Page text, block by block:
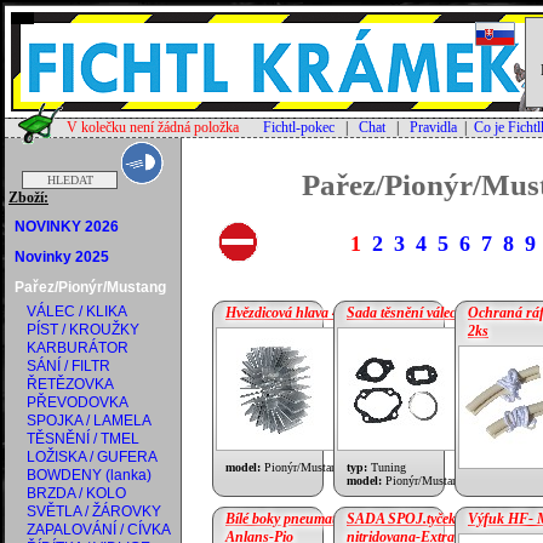
V kolečku není žádná položka Fichtl-pokec Chat| Pravidla Co je
Zboží:
NOVINKY 2026
Novinky 2025
Pařez/Pionýr/Mustang
VÁLEC / KLIKA
PÍST / KROUŽKY
KARBURÁTOR
SÁNÍ / FILTR
ŘETĚZOVKA
PŘEVODOVKA
SPOJKA / LAMELA
TĚSNĚNÍ / TMEL
LOŽISKA / GUFERA
BOWDENY (lanka)
BRZDA / KOLO
SVĚTLA / ŽÁROVKY
ZAPALOVÁNÍ / CÍVKA
Pařez/Pionýr/
1 2 3 4 5 6 7 8 9
Hvězdicová hlava 40mm
cena:3 000 Kč
model: Pionýr/Mustang
Sada těsnění válec 40cmm
typ: Tuning
model: Pionýr/Mustang
Ochraná
2ks
Bílé boky pneumatiky
Anlans-Pio
SADA SPOJ.tyček
nitridovana-Extra PIO
Výfuk HF-